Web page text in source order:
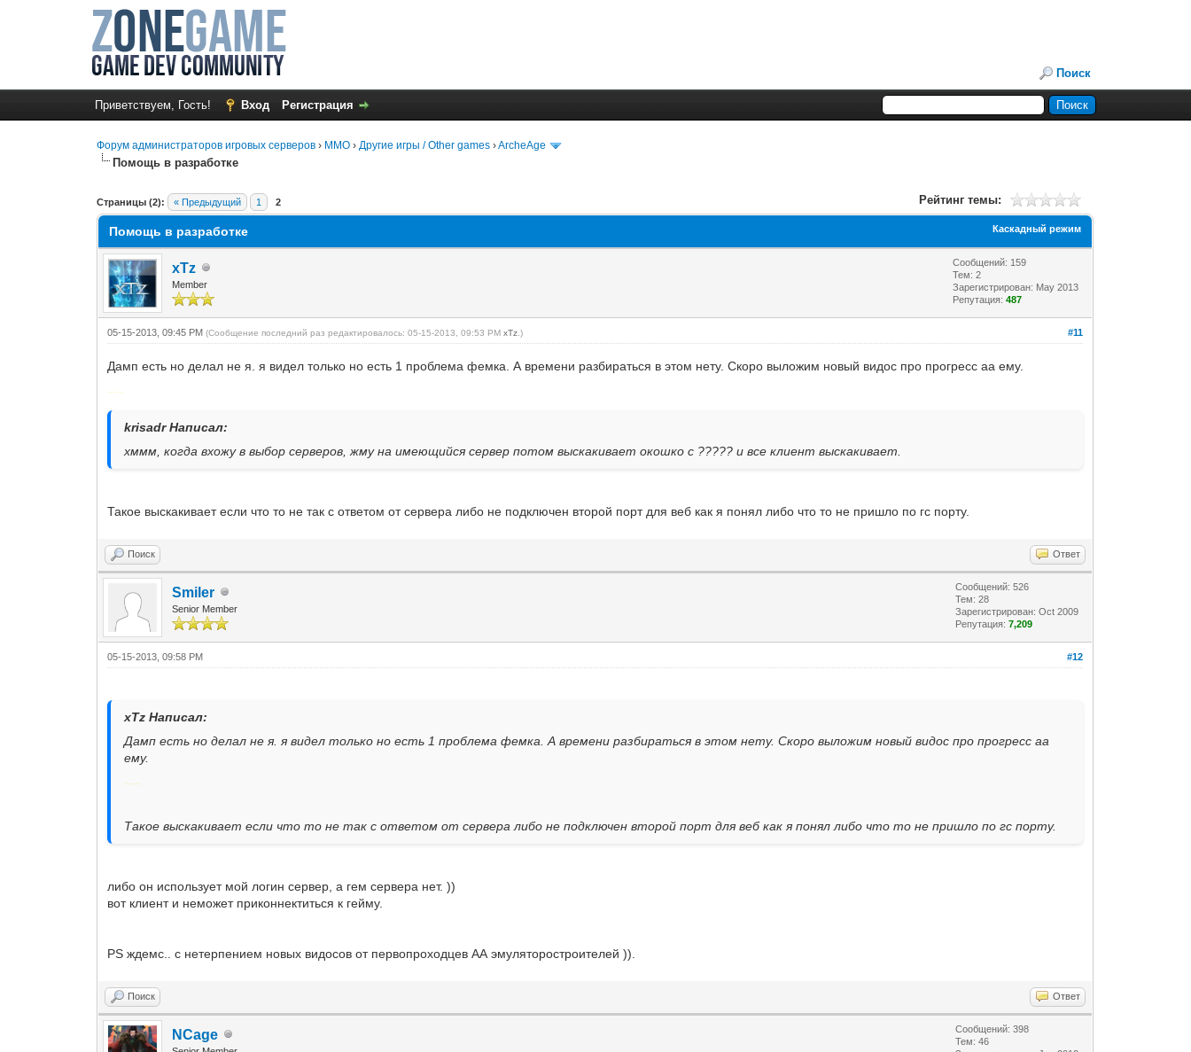
Поиск
Приветствуем, Гость! Вход Регистрация
Форум администраторов игровых серверов › MMO ›Другие игры / Other games ›ArcheAge
Помощь в разработке
Страницы (2): « Предыдущий 1 2 Рейтинг темы:
0 Голос(ов) - 0 в среднем
1
2
3
4
5
Каскадный режим
Помощь в разработке
xTz
Member
Сообщений: 159
Тем: 2
Зарегистрирован: May 2013
Репутация:487
#11
05-15-2013, 09:45 PM(Сообщение последний раз редактировалось: 05-15-2013, 09:53 PMxTz .)
Дамп есть но делал не я. я видел только но есть 1 проблема фемка. А времени разбираться в этом нету. Скоро выложим новый видос про прогресс аа ему.
krisadr Написал:
хммм, когда вхожу в выбор серверов, жму на имеющийся сервер потом выскакивает окошко с ????? и все клиент выскакивает.
Такое выскакивает если что то не так с ответом от сервера либо не подключен второй порт для веб как я понял либо что то не пришло по гс порту.
Поиск Ответ
Smiler
Senior Member
Сообщений: 526
Тем: 28
Зарегистрирован: Oct 2009
Репутация:7,209
#12
05-15-2013, 09:58 PM
xTz Написал:
Дамп есть но делал не я. я видел только но есть 1 проблема фемка. А времени разбираться в этом нету. Скоро выложим новый видос про прогресс аа
ему.
Такое выскакивает если что то не так с ответом от сервера либо не подключен второй порт для веб как я понял либо что то не пришло по гс порту.
либо он использует мой логин сервер, а гем сервера нет. ))
вот клиент и неможет приконнектиться к гейму.
PS ждемс.. с нетерпением новых видосов от первопроходцев АА эмуляторостроителей )).
Поиск Ответ
NCage
Сообщений: 398
Тем: 46